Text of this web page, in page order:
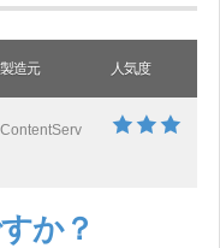
製造元 人気度
ContentServ
か？